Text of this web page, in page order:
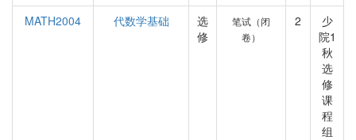
MATH2004
代数学基础
选
修
笔试（闭
卷）
2
少
院1
秋
选
修
课
程
组